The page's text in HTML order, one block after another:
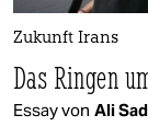
Zukunft Irans
Das Ringen
Essay von Ali